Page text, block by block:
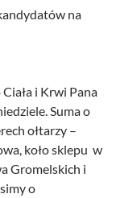
na
i Krwi Pana
Suma o
ołtarzy –
koło sklepu w
Gromelskich i
o